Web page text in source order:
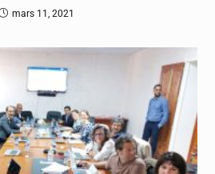
mars 11, 2021